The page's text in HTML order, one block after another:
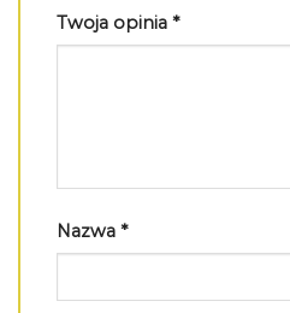
Twoja opinia *
Nazwa *